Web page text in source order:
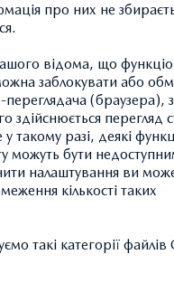
MAZDA
про них не
відома, що
можна заблокувати або
(браузера),
здійснюється перегляд
такому разі, деякі
можуть бути
налаштування ви
кількості таких
такі категорії файлів